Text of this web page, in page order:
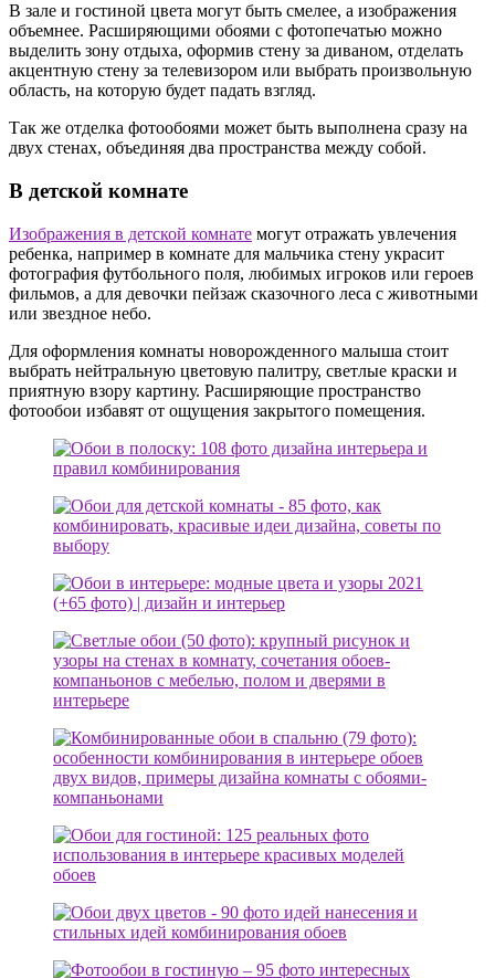
В зале и гостиной цвета могут быть смелее, а изображения
объемнее. Расширяющими обоями с фотопечатью можно
выделить зону отдыха, оформив стену за диваном, отделать
акцентную стену за телевизором или выбрать произвольную
область, на которую будет падать взгляд.
Так же отделка фотообоями может быть выполнена сразу на
двух стенах, объединяя два пространства между собой.
В детской комнате
Изображения в детской комнате могут отражать увлечения
ребенка, например в комнате для мальчика стену украсит
фотография футбольного поля, любимых игроков или героев
фильмов, а для девочки пейзаж сказочного леса с животными
или звездное небо.
Для оформления комнаты новорожденного малыша стоит
выбрать нейтральную цветовую палитру, светлые краски и
приятную взору картину. Расширяющие пространство
фотообои избавят от ощущения закрытого помещения.